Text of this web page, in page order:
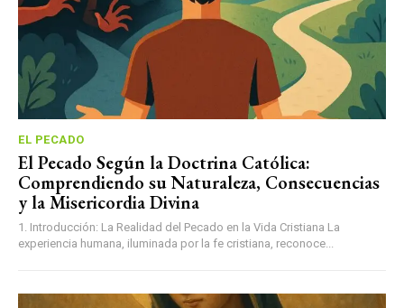
EL PECADO
El Pecado Según la Doctrina Católica:
Comprendiendo su Naturaleza, Consecuencias
y la Misericordia Divina
1. Introducción: La Realidad del Pecado en la Vida Cristiana La
experiencia humana, iluminada por la fe cristiana, reconoce...